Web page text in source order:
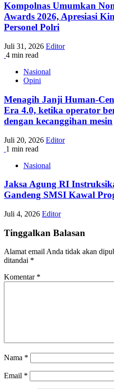
Kompolnas Umumkan
Awards 2026, Apresiasi
Personel Polri
Juli 31, 2026 Editor
4 min read
Nasional
Opini
Menagih Janji Human-
Era 4.0, ketika operator
dengan kecanggihan mesin
Juli 20, 2026 Editor
1 min read
Nasional
Jaksa Agung RI
Gandeng SMSI Kawal
Juli 4, 2026 Editor
Tinggalkan Balasan
Alamat email Anda tidak akan
ditandai *
Komentar *
Nama *
Email *